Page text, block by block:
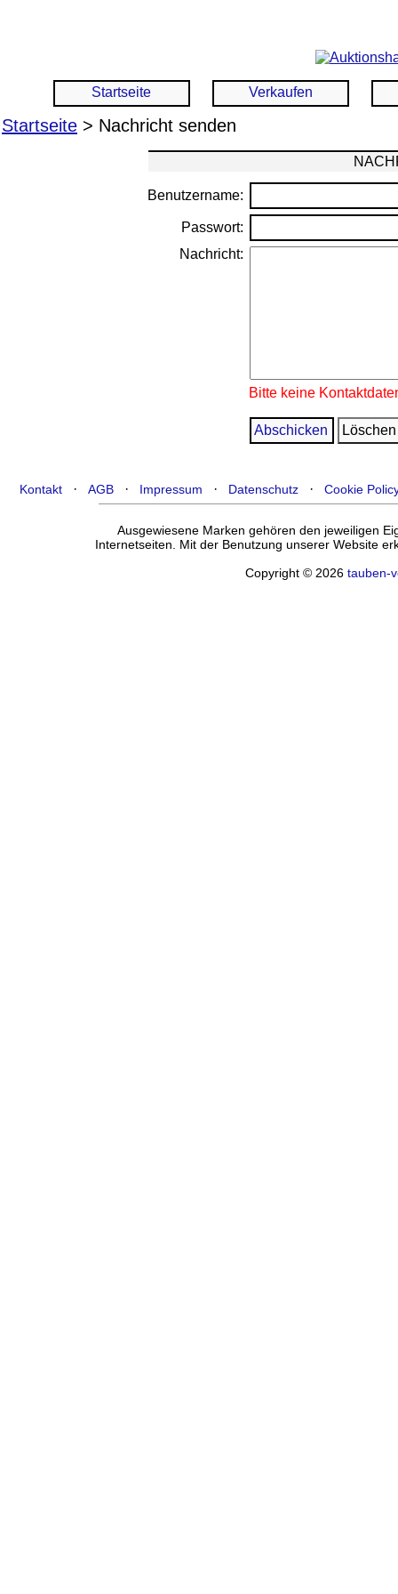
Startseite Verkaufen
Startseite > Nachricht senden
Benutzername:
Passwort:
Nachricht:
Bitte keine
Kontakt ·AGB · Impressum · Datenschutz ·Cookie
Ausgewiesene Marken gehören den jeweiligen
Internetseiten. Mit der Benutzung unserer Website
Copyright © 2026tauben-